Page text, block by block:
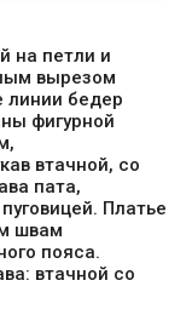
на петли и
вырезом
линии бедер
фигурной
втачной, со
пата,
Платье
швам
пояса.
втачной со